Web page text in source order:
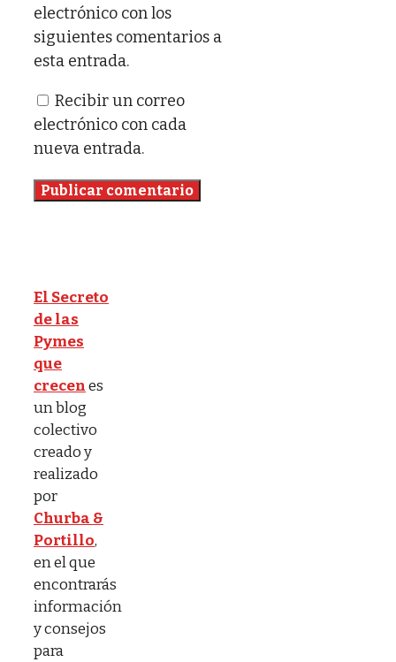
electrónico con los
siguientes comentarios a
esta entrada.
Recibir un correo
electrónico con cada
nueva entrada.
El Secreto
de las
Pymes
que
crecenes
un blog
colectivo
creado y
realizado
por
Churba &
Portillo,
en el que
encontrarás
información
y consejos
para